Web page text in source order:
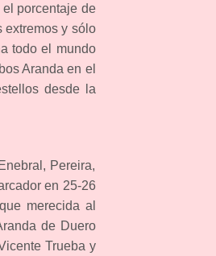
porcentaje de
extremos y sólo
todo el mundo
Aranda en el
desde la
Pereira,
en 25-26
merecida al
de Duero
Trueba y